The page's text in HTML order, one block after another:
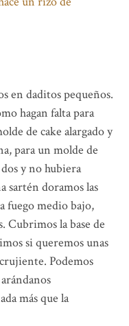
en daditos pequeños.
hagan falta para
de cake alargado y
para un molde de
y no hubiera
sartén doramos las
fuego medio bajo,
Cubrimos la base de
si queremos unas
Podemos
más que la